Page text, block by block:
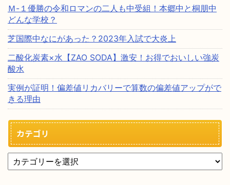
Ｍ-１優勝の令和ロマンの二人も中受組！本郷中と桐朋中
どんな学校？
芝国際中なにがあった？2023年入試で大炎上
二酸化炭素×水【ZAO SODA】激安！お得でおいしい強炭
酸水
実例が証明！偏差値リカバリーで算数の偏差値アップがで
きる理由
カテゴリ